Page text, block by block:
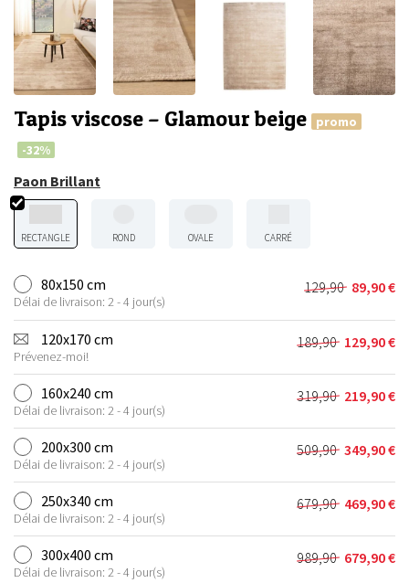
Tapis viscose – Glamour beige
promo
-32%
Paon Brillant
RECTANGLE ROND OVALE CARRÉ
80x150 cm
Délai de livraison: 2 - 4 jour(s)
129,90
Le
prix
initial
était :
129,90 €.
89,90€
Le
prix
actuel
est :
89,90 €.
120x170 cm
Prévenez-moi!
189,90
Le
prix
initial
était :
189,90 €.
129,90€
Le
prix
actuel
est :
129,90 €.
160x240 cm
Délai de livraison: 2 - 4 jour(s)
319,90
Le
prix
initial
était :
319,90 €.
219,90€
Le
prix
actuel
est :
219,90 €.
200x300 cm
Délai de livraison: 2 - 4 jour(s)
509,90
Le
prix
initial
était :
509,90 €.
349,90€
Le
prix
actuel
est :
349,90 €.
250x340 cm
Délai de livraison: 2 - 4 jour(s)
679,90
Le
prix
initial
était :
469,90€
Le
prix
actuel
est :
300x400 cm
Délai de livraison: 2 - 4 jour(s)
989,90
Le 679,90€
Le